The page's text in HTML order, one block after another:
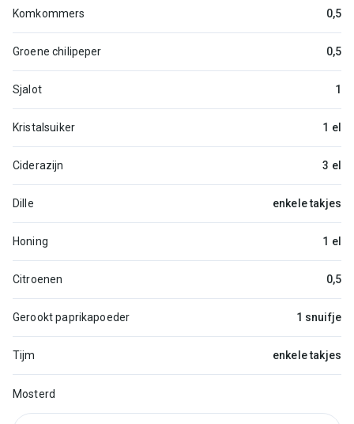
Komkommers 0,5
Groene chilipeper 0,5
Sjalot 1
Kristalsuiker 1 el
Ciderazijn 3 el
Dille enkele takjes
Honing 1 el
Citroenen 0,5
Gerookt paprikapoeder 1 snuifje
Tijm enkele takjes
Mosterd